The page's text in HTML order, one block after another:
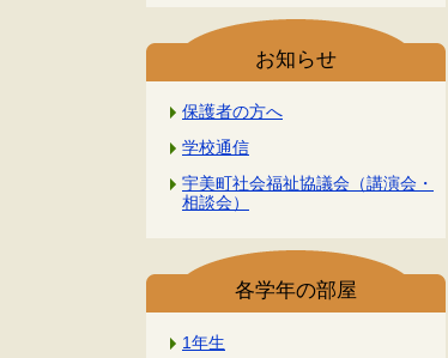
お知らせ
保護者の方へ
学校通信
宇美町社会福祉協議会（講演会・
相談会）
各学年の部屋
1年生